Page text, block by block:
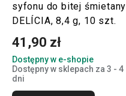
syfonu do bitej śmietany
DELÍCIA, 8,4 g, 10 szt.
41,90 zł
Dostępny w e-shopie
Dostępny w sklepach za 3 - 4
dni